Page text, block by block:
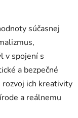
súčasnej
v spojení s
a bezpečné
ich kreativity
a reálnemu